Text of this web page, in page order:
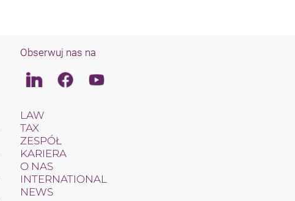
Obserwuj nas na
LinkedinFacebookYoutube
LAW
TAX
ZESPÓŁ
KARIERA
O NAS
INTERNATIONAL
NEWS